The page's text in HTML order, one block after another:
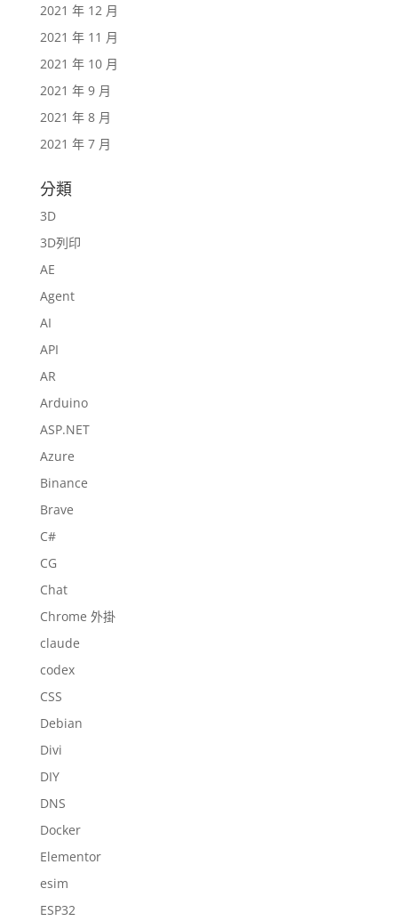
2021 年 12 月
2021 年 11 月
2021 年 10 月
2021 年 9 月
2021 年 8 月
2021 年 7 月
分類
3D
3D列印
AE
Agent
AI
API
AR
Arduino
ASP.NET
Azure
Binance
Brave
C#
CG
Chat
Chrome 外掛
claude
codex
CSS
Debian
Divi
DIY
DNS
Docker
Elementor
esim
ESP32